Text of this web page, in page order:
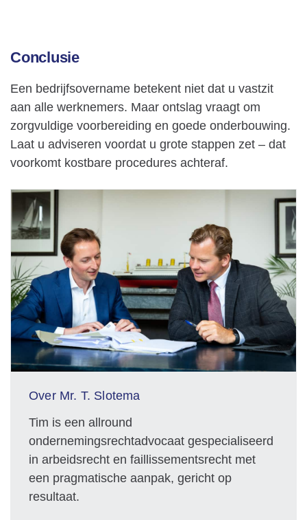
Conclusie
Een bedrijfsovername betekent niet dat u vastzit
aan alle werknemers. Maar ontslag vraagt om
zorgvuldige voorbereiding en goede onderbouwing.
Laat u adviseren voordat u grote stappen zet – dat
voorkomt kostbare procedures achteraf.
Over Mr. T. Slotema
Tim is een allround
ondernemingsrechtadvocaat gespecialiseerd
in arbeidsrecht en faillissementsrecht met
een pragmatische aanpak, gericht op
resultaat.